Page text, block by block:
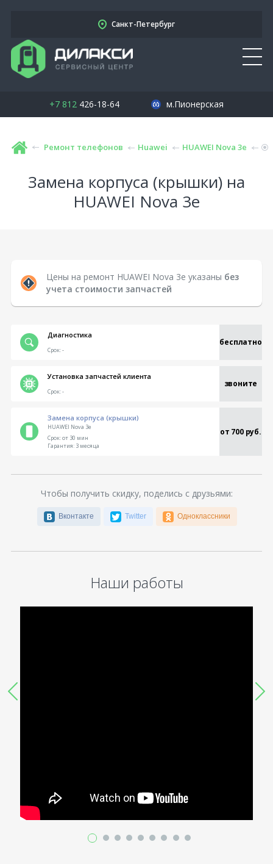
Санкт-Петербург
+7 812426-18-64 м.Пионерская
Ремонт телефонов Huawei HUAWEI Nova 3e
Замена корпуса (крышки) на
HUAWEI Nova 3e
Цены на ремонт HUAWEI Nova 3e указаны без
учета стоимости запчастей
Диагностика
бесплатно
Срок:-
Установка запчастей клиента
звоните
Срок:-
Замена корпуса (крышки)
HUAWEI Nova 3e от 700 руб.
Срок:от 30 мин
Гарантия:3 месяца
Чтобы получить скидку, поделись с друзьями:
Вконтакте Twitter Одноклассники
Наши работы